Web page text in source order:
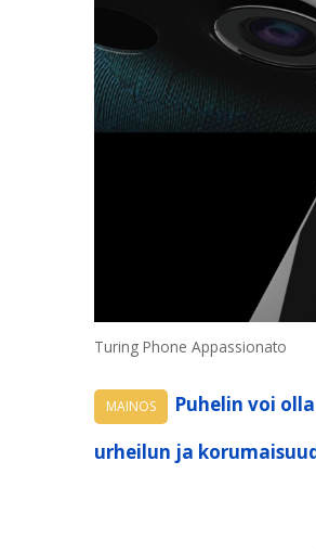
Turing Phone Appassionato
MAINOS
Puhelin voi
urheilun ja